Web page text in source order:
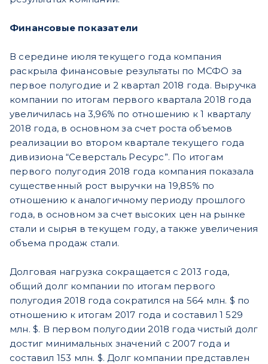
Финансовые показатели
В середине июля текущего года компания
раскрыла финансовые результаты по МСФО за
первое полугодие и 2 квартал 2018 года. Выручка
компании по итогам первого квартала 2018 года
увеличилась на 3,96% по отношению к 1 кварталу
2018 года, в основном за счет роста объемов
реализации во втором квартале текущего года
дивизиона “Северсталь Ресурс”. По итогам
первого полугодия 2018 года компания показала
существенный рост выручки на 19,85% по
отношению к аналогичному периоду прошлого
года, в основном за счет высоких цен на рынке
стали и сырья в текущем году, а также увеличения
объема продаж стали.
Долговая нагрузка сокращается с 2013 года,
общий долг компании по итогам первого
полугодия 2018 года сократился на 564 млн. $ по
отношению к итогам 2017 года и составил 1 529
млн. $. В первом полугодии 2018 года чистый долг
достиг минимальных значений с 2007 года и
составил 153 млн. $. Долг компании представлен